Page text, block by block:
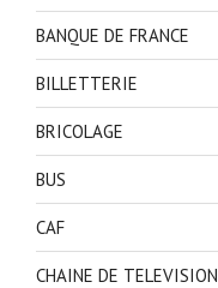
BANQUE DE FRANCE
BILLETTERIE
BRICOLAGE
BUS
CAF
CHAINE DE TELEVISION